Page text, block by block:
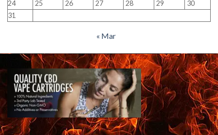
24
25 26 27 28 29
30
31
« Mar